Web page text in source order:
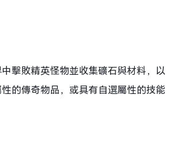
擊敗精英怪物並收集礦石與材料，以
的傳奇物品，或具有自選屬性的技能